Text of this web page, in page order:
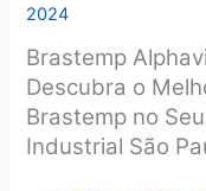
2024
Brastemp
Descubra o
Brastemp no
Industrial São